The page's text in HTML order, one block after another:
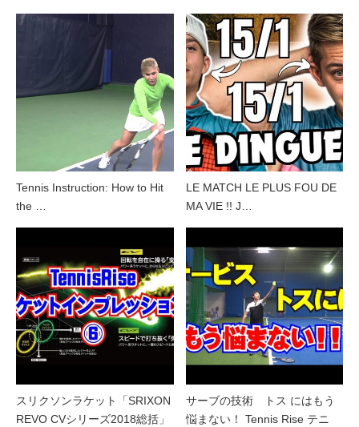
Tennis Instruction: How to Hit
the …
LE MATCH LE PLUS FOU DE
MA VIE !! J…
スリクソンラケット「SRIXON
REVO CVシリーズ2018総括」
サーブの技術 トス にはもう
悩まない！ Tennis Rise テニ